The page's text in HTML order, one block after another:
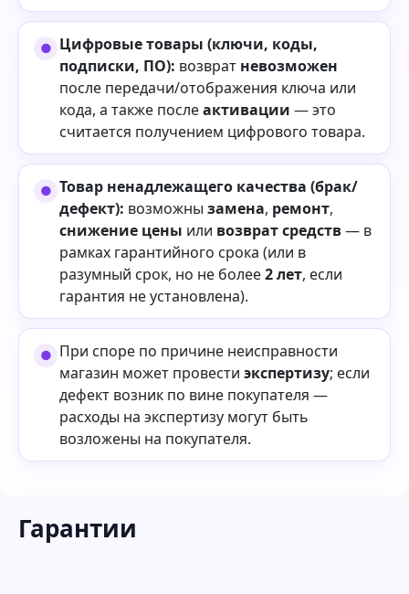
Цифровые товары (ключи, коды,
подписки, ПО): возврат невозможен
после передачи/отображения ключа или
кода, а также послеактивации — это
считается получением цифрового товара.
Товар ненадлежащего качества (брак/
дефект): возможны замена, ремонт,
снижение цены или возврат средств— в
рамках гарантийного срока (или в
разумный срок, но не более2 лет, если
гарантия не установлена).
При споре по причине неисправности
магазин может провести экспертизу; если
дефект возник по вине покупателя —
расходы на экспертизу могут быть
возложены на покупателя.
Гарантии